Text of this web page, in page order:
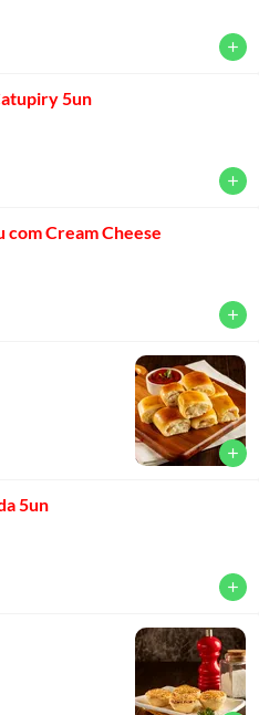
add
5un
add
com Cream Cheese
add
add
5un
add